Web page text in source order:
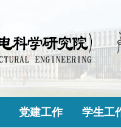
党建工作 学生工